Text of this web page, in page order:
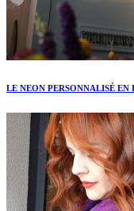
LE NEON PERSONNALISÉ EN